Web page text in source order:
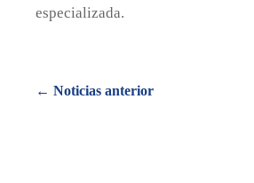
especializada.
Posts
← Noticias anterior